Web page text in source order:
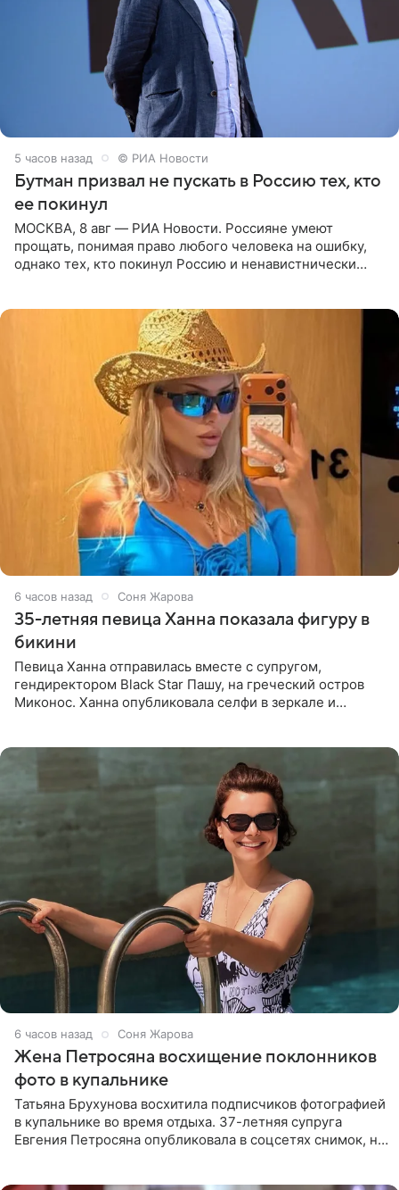
5 часов назад © РИА Новости
Бутман призвал не пускать в Россию тех, кто
ее покинул
МОСКВА, 8 авг — РИА Новости. Россияне умеют
прощать, понимая право любого человека на ошибку,
однако тех, кто покинул Россию и ненавистнически
6 часов назад Соня Жарова
35-летняя певица Ханна показала фигуру в
бикини
Певица Ханна отправилась вместе с супругом,
гендиректором Black Star Пашу, на греческий остров
Миконос. Ханна опубликовала селфи в зеркале и
6 часов назад Соня Жарова
Жена Петросяна восхищение поклонников
фото в купальнике
Татьяна Брухунова восхитила подписчиков фотографией
в купальнике во время отдыха. 37-летняя супруга
Евгения Петросяна опубликовала в соцсетях снимок, на